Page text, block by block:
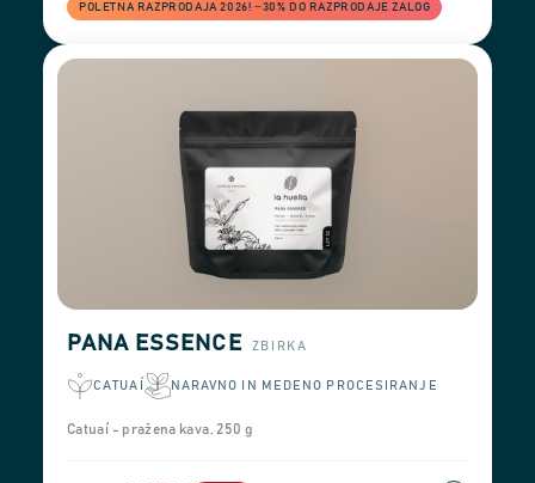
POLETNA RAZPRODAJA 2026! −30% DO RAZPRODAJE ZALOG
PANA ESSENCE ZBIRKA
CATUAÍ NARAVNO IN MEDENO PROCESIRANJE
Catuaí - pražena kava, 250 g